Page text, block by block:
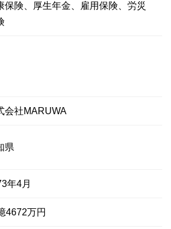
保険、厚生年金、雇用保険、労災
会社MARUWA
県
年4月
4672万円